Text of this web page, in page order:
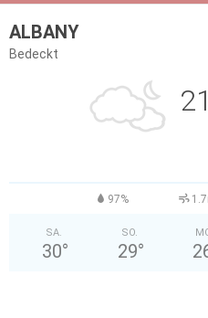
ALBANY
Bedeckt
97%
SA.
30°
SO.
29°